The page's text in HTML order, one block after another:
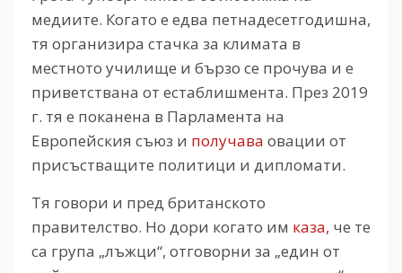
медиите. Когато е едва петнадесетгодишна,
тя организира стачка за климата в
местното училище и бързо се прочува и е
приветствана от естаблишмента. През 2019
г. тя е поканена в Парламента на
Европейския съюз и получава овации от
присъстващите политици и дипломати.
Тя говори и пред британското
правителство. Но дори когато им каза, че те
са група „лъжци“, отговорни за „един от